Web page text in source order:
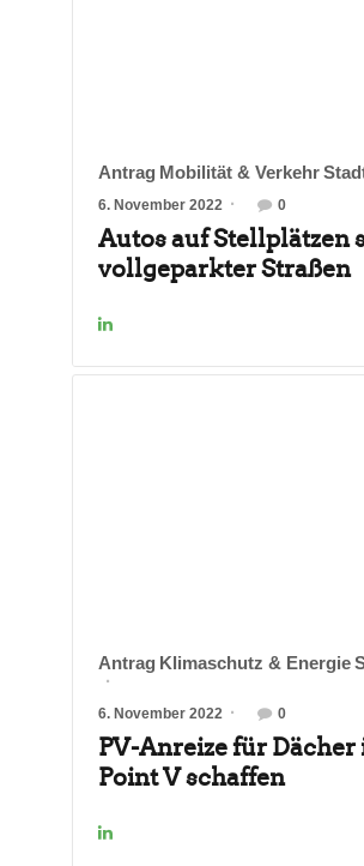
Antrag Mobilität & Verkehr
6. November 2022 0
Autos auf Stellplätzen
vollgeparkter Straßen
Antrag Klimaschutz & Energie
6. November 2022 0
PV-Anreize für Dächer
Point V schaffen